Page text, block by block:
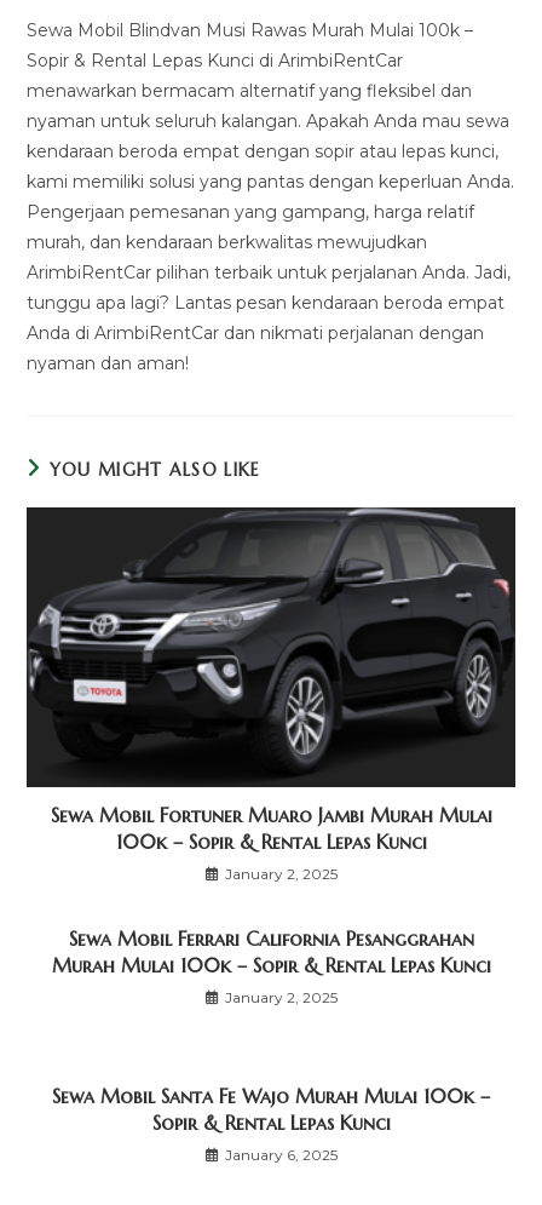
Sewa Mobil Blindvan Musi Rawas Murah Mulai 100k –
Sopir & Rental Lepas Kunci di ArimbiRentCar
menawarkan bermacam alternatif yang fleksibel dan
nyaman untuk seluruh kalangan. Apakah Anda mau sewa
kendaraan beroda empat dengan sopir atau lepas kunci,
kami memiliki solusi yang pantas dengan keperluan Anda.
Pengerjaan pemesanan yang gampang, harga relatif
murah, dan kendaraan berkwalitas mewujudkan
ArimbiRentCar pilihan terbaik untuk perjalanan Anda. Jadi,
tunggu apa lagi? Lantas pesan kendaraan beroda empat
Anda di ArimbiRentCar dan nikmati perjalanan dengan
nyaman dan aman!
YOU MIGHT ALSO LIKE
Sewa Mobil Fortuner Muaro Jambi Murah Mulai
100k – Sopir & Rental Lepas Kunci
January 2, 2025
Sewa Mobil Ferrari California Pesanggrahan
Murah Mulai 100k – Sopir & Rental Lepas Kunci
January 2, 2025
Sewa Mobil Santa Fe Wajo Murah Mulai 100k –
Sopir & Rental Lepas Kunci
January 6, 2025